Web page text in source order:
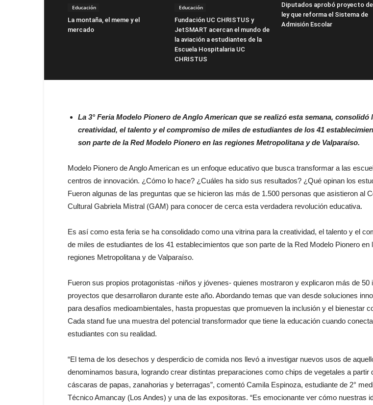
Educación
La montaña, el meme y el
mercado
Educación
Fundación UC CHRISTUS y
JetSMART acercan el mundo de
la aviación a estudiantes de la
Escuela Hospitalaria UC
CHRISTUS
Diputados aprobó proyecto de
ley que reforma el Sistema de
Admisión Escolar
La 3° Feria Modelo Pionero de Anglo American que se realizó esta semana, consolidó
creatividad, el talento y el compromiso de miles de estudiantes de los 41
son parte de la Red Modelo Pionero en las regiones Metropolitana y de Valparaíso.
Modelo Pionero de Anglo American es un enfoque educativo que busca transformar a las
centros de innovación. ¿Cómo lo hace? ¿Cuáles ha sido sus resultados? ¿Qué opinan los
Fueron algunas de las preguntas que se hicieron las más de 1.500 personas que asistieron al
Cultural Gabriela Mistral (GAM) para conocer de cerca esta verdadera revolución educativa.
Es así como esta feria se ha consolidado como una vitrina para la creatividad, el talento y el
de miles de estudiantes de los 41 establecimientos que son parte de la Red Modelo Pionero en
regiones Metropolitana y de Valparaíso.
Fueron sus propios protagonistas -niños y jóvenes- quienes mostraron y explicaron más de 50
proyectos que desarrollaron durante este año. Abordando temas que van desde soluciones
para desafíos medioambientales, hasta propuestas que promueven la inclusión y el bienestar
Cada stand fue una muestra del potencial transformador que tiene la educación cuando
estudiantes con su realidad.
“El tema de los desechos y desperdicio de comida nos llevó a investigar nuevos usos de
denominamos basura, logrando crear distintas preparaciones como chips de vegetales a partir
cáscaras de papas, zanahorias y beterragas”, comentó Camila Espinoza, estudiante de 2°
Técnico Amancay (Los Andes) y una de las expositoras. “Es emocionante ver cómo nuestras